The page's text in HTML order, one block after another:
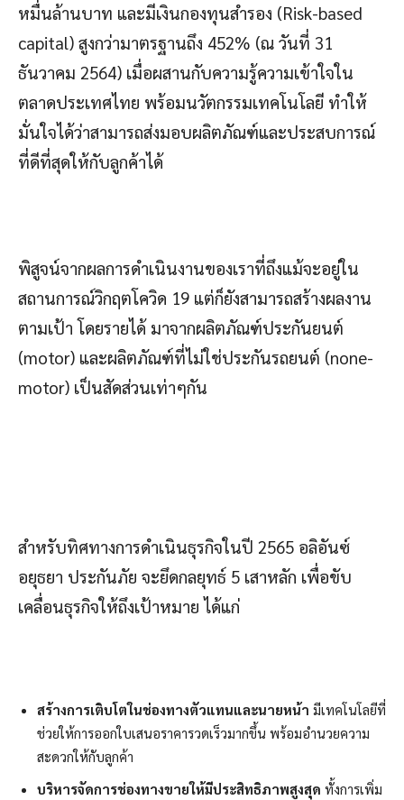
หมื่นล้านบาท และมีเงินกองทุนสำรอง (Risk-based
capital) สูงกว่ามาตรฐานถึง 452% (ณ วันที่ 31
ธันวาคม 2564) เมื่อผสานกับความรู้ความเข้าใจใน
ตลาดประเทศไทย พร้อมนวัตกรรมเทคโนโลยี ทำให้
มั่นใจได้ว่าสามารถส่งมอบผลิตภัณฑ์และประสบการณ์
ที่ดีที่สุดให้กับลูกค้าได้
พิสูจน์จากผลการดำเนินงานของเราที่ถึงแม้จะอยู่ใน
สถานการณ์วิกฤตโควิด 19 แต่ก็ยังสามารถสร้างผลงาน
ตามเป้า โดยรายได้ มาจากผลิตภัณฑ์ประกันยนต์
(motor) และผลิตภัณฑ์ที่ไม่ใช่ประกันรถยนต์ (none-
motor) เป็นสัดส่วนเท่าๆกัน
สำหรับทิศทางการดำเนินธุรกิจในปี 2565 อลิอันซ์
อยุธยา ประกันภัย จะยึดกลยุทธ์ 5 เสาหลัก เพื่อขับ
เคลื่อนธุรกิจให้ถึงเป้าหมาย ได้แก่
สร้างการเติบโตในช่องทางตัวแทนและนายหน้า มีเทคโนโลยีที่
ช่วยให้การออกใบเสนอราคารวดเร็วมากขึ้น พร้อมอำนวยความ
สะดวกให้กับลูกค้า
บริหารจัดการช่องทางขายให้มีประสิทธิภาพสูงสุด ทั้งการเพิ่ม